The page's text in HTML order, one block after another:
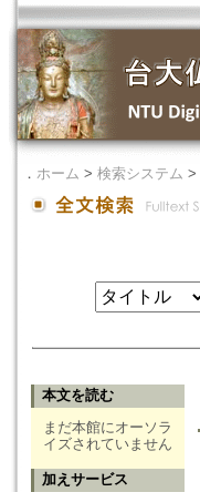
． ホーム > 検索システム >
本文を読む
まだ本館にオーソラ
イズされていません
加えサービス